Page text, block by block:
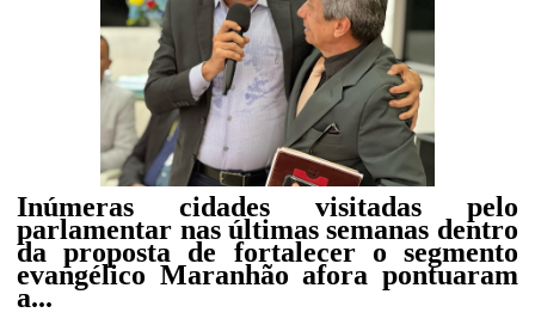
Inúmeras cidades visitadas pelo
parlamentar nas últimas semanas dentro
da proposta de fortalecer o segmento
evangélico Maranhão afora pontuaram
a...